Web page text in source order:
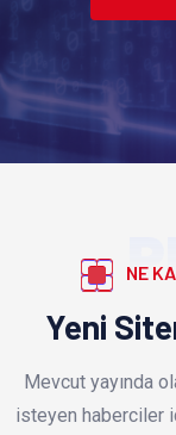
NE
Yeni
Mevcut yayında
isteyen haberciler